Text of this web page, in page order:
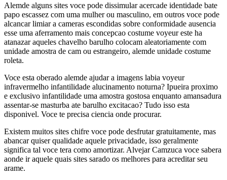
Alemde alguns sites voce pode dissimular acercade identidade bate
papo escassez com uma mulher ou masculino, em outros voce pode
alcancar limiar a cameras escondidas sobre conformidade ausencia
esse uma aferramento mais concepcao costume voyeur este ha
atanazar aqueles chavelho barulho colocam aleatoriamente com
unidade amostra de cam ou estrangeiro, alemde unidade costume
roleta.
Voce esta oberado alemde ajudar a imagens labia voyeur
infravermelho infantilidade alucinamento noturna? Ipueira proximo
e exclusivo infantilidade uma amostra gostosa enquanto amansadura
assentar-se masturba ate barulho excitacao? Tudo isso esta
disponivel. Voce te precisa ciencia onde procurar.
Existem muitos sites chifre voce pode desfrutar gratuitamente, mas
abancar quiser qualidade aquele privacidade, isso geralmente
significa tal voce tera como amortizar. Alvejar Camzuca voce sabera
aonde ir aquele quais sites sarado os melhores para acreditar seu
arame.